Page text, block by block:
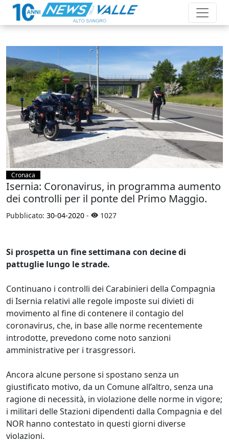
Cronaca
Isernia: Coronavirus, in programma aumento
dei controlli per il ponte del Primo Maggio.
Pubblicato: 30-04-2020 - 1027
Si prospetta un fine settimana con decine di
pattuglie lungo le strade.
Continuano i controlli dei Carabinieri della Compagnia
di Isernia relativi alle regole imposte sui divieti di
movimento al fine di contenere il contagio del
coronavirus, che, in base alle norme recentemente
introdotte, prevedono come noto sanzioni
amministrative per i trasgressori.
Ancora alcune persone si spostano senza un
giustificato motivo, da un Comune all’altro, senza una
ragione di necessità, in violazione delle norme in vigore;
i militari delle Stazioni dipendenti dalla Compagnia e del
NOR hanno contestato in questi giorni diverse
violazioni.